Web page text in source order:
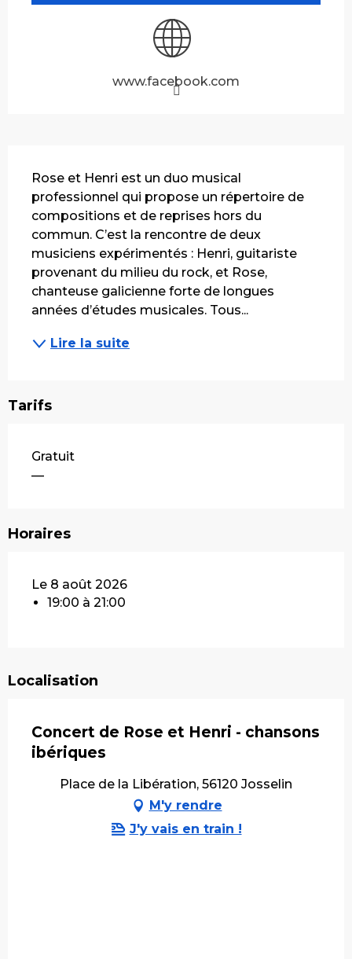
www.facebook.com
Rose et Henri est un duo musical
professionnel qui propose un répertoire de
compositions et de reprises hors du
commun. C’est la rencontre de deux
musiciens expérimentés : Henri, guitariste
provenant du milieu du rock, et Rose,
chanteuse galicienne forte de longues
années d’études musicales. Tous...
Lire la suite
Tarifs
Gratuit
—
Horaires
Le 8 août 2026
19:00 à 21:00
Localisation
Concert de Rose et Henri - chansons
ibériques
Place de la Libération, 56120 Josselin
M'y rendre
J'y vais en train !